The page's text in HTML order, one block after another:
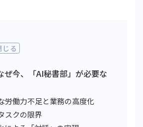
じる
ぜ今、「AI秘書部」が必要な
労働力不足と業務の高度化
スクの限界